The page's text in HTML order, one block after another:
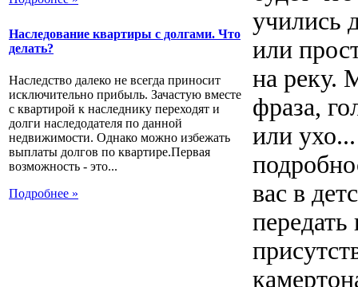
Наследование квартиры с долгами. Что
делать?
Наследство далеко не всегда приносит
исключительно прибыль. Зачастую вместе
с квартирой к наследнику переходят и
долги наследодателя по данной
недвижимости. Однако можно избежать
выплаты долгов по квартире.Первая
возможность - это...
Подробнее »
учились
или
на реку.
фраза,
или
вас в